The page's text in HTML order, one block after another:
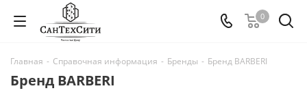
0
Главная - Справочная информация - Бренды - Бренд BARBERI
Бренд BARBERI